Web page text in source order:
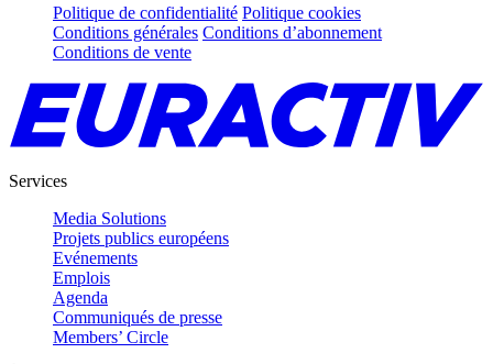
Politique de confidentialité Politique cookies
Conditions générales Conditions d’abonnement
Conditions de vente
Services
Media Solutions
Projets publics européens
Evénements
Emplois
Agenda
Communiqués de presse
Members’ Circle